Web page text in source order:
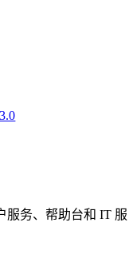
服务、帮助台和 IT 服